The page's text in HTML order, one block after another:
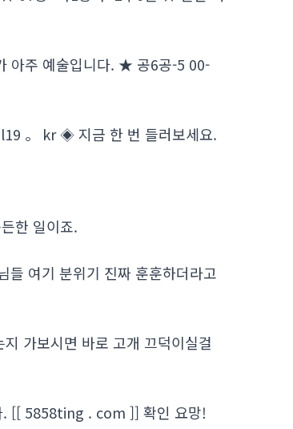
아주 예술입니다. ★ 공6공-5 00-
。 kr ◈ 지금 한 번 들러보세요.
한 일이죠.
들 여기 분위기 진짜 훈훈하더라고
가보시면 바로 고개 끄덕이실걸
. [[ 5858ting . com ]] 확인 요망!